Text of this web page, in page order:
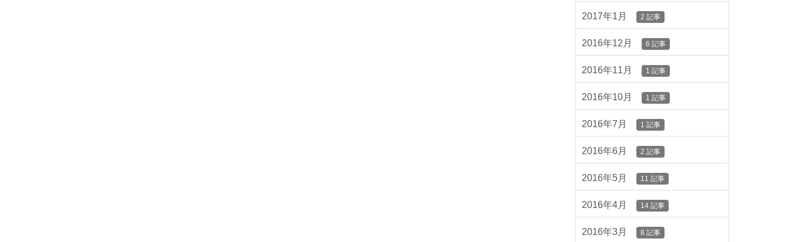
2017年1月 2 記事
2016年12月 6 記事
2016年11月 1 記事
2016年10月 1 記事
2016年7月 1 記事
2016年6月 2 記事
2016年5月 11 記事
2016年4月 14 記事
2016年3月 8 記事